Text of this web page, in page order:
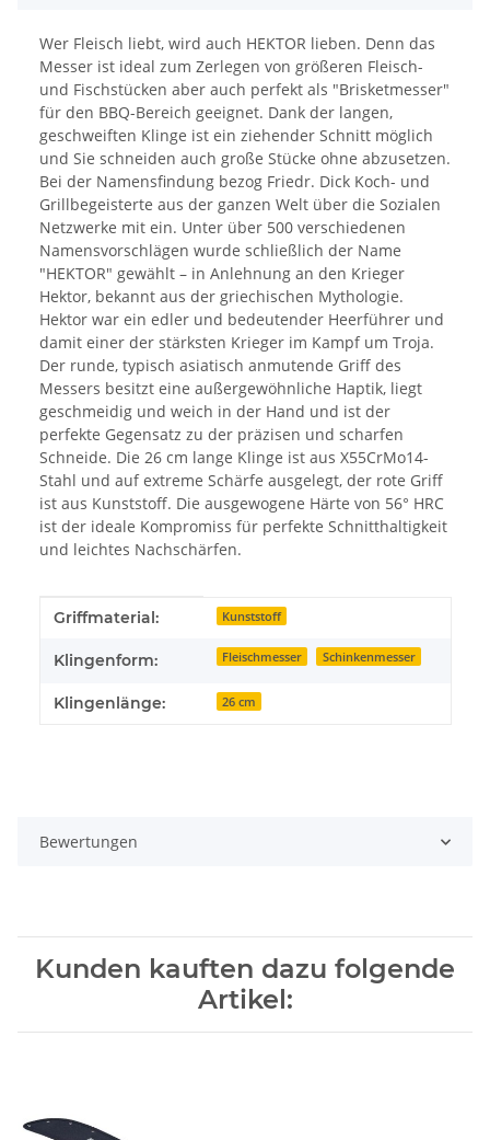
Wer Fleisch liebt, wird auch HEKTOR lieben. Denn das
Messer ist ideal zum Zerlegen von größeren Fleisch-
und Fischstücken aber auch perfekt als "Brisketmesser"
für den BBQ-Bereich geeignet. Dank der langen,
geschweiften Klinge ist ein ziehender Schnitt möglich
und Sie schneiden auch große Stücke ohne abzusetzen.
Bei der Namensfindung bezog Friedr. Dick Koch- und
Grillbegeisterte aus der ganzen Welt über die Sozialen
Netzwerke mit ein. Unter über 500 verschiedenen
Namensvorschlägen wurde schließlich der Name
"HEKTOR" gewählt – in Anlehnung an den Krieger
Hektor, bekannt aus der griechischen Mythologie.
Hektor war ein edler und bedeutender Heerführer und
damit einer der stärksten Krieger im Kampf um Troja.
Der runde, typisch asiatisch anmutende Griff des
Messers besitzt eine außergewöhnliche Haptik, liegt
geschmeidig und weich in der Hand und ist der
perfekte Gegensatz zu der präzisen und scharfen
Schneide. Die 26 cm lange Klinge ist aus X55CrMo14-
Stahl und auf extreme Schärfe ausgelegt, der rote Griff
ist aus Kunststoff. Die ausgewogene Härte von 56° HRC
ist der ideale Kompromiss für perfekte Schnitthaltigkeit
und leichtes Nachschärfen.
Produkteigenschaft
Wert
Griffmaterial: Kunststoff
Klingenform: Fleischmesser Schinkenmesser
Klingenlänge: 26 cm
Bewertungen
Kunden kauften dazu folgende
Artikel: